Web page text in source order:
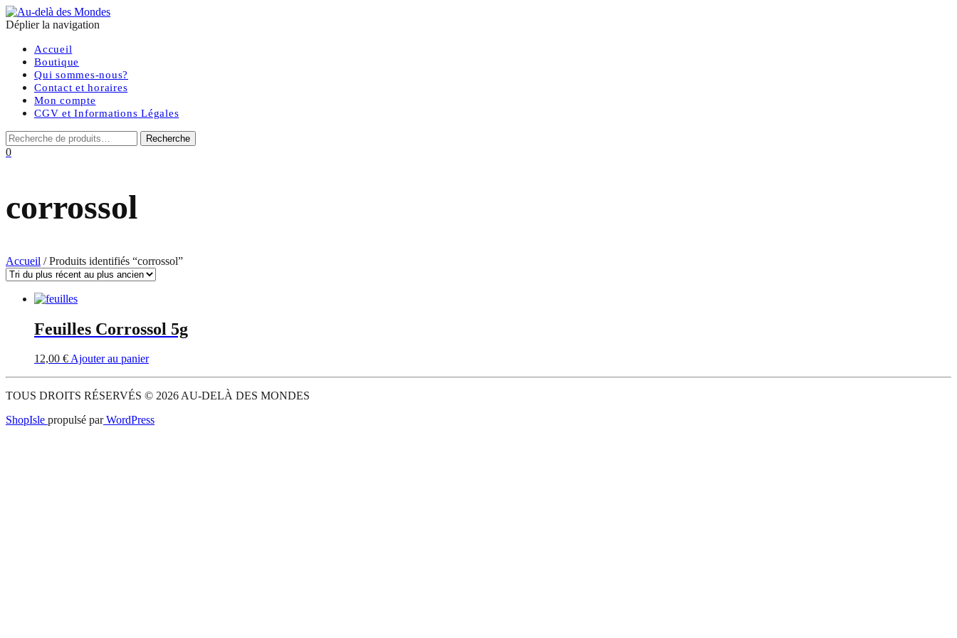
Déplier la navigation
Accueil
Boutique
Qui sommes-nous?
Contact et horaires
Mon compte
CGV et Informations Légales
0
corrossol
Accueil / Produits identifiés “corrossol”
Feuilles Corrossol 5g
12,00 €Ajouter au panier
TOUS DROITS RÉSERVÉS © 2026 AU-DELÀ DES MONDES
ShopIsle propulsé parWordPress